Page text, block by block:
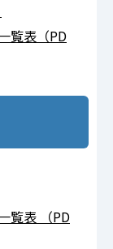
覧表（PD
覧表 （PD